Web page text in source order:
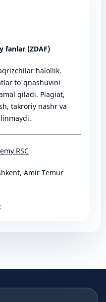
fanlar (ZDAF)
halollik,
to'qnashuvini
qiladi. Plagiat,
takroriy nashr va
RSC
Amir Temur